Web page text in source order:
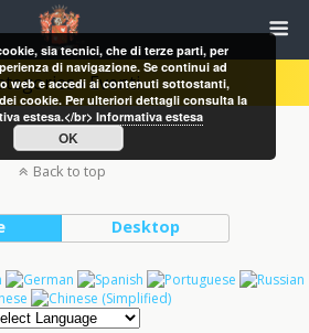
›Eventi
Back to top
Desktop
sia tecnici, che di terze parti, per
di navigazione. Se continui ad
web e accedi ai contenuti sottostanti,
cookie. Per ulteriori dettagli consulta la
estesa.</br> Informativa estesa
OK